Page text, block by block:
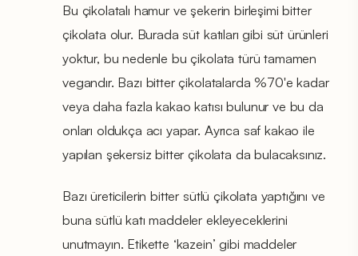
Bu çikolatalı hamur ve şekerin birleşimi bitter
çikolata olur. Burada süt katıları gibi süt ürünleri
yoktur, bu nedenle bu çikolata türü tamamen
vegandır. Bazı bitter çikolatalarda %70'e kadar
veya daha fazla kakao katısı bulunur ve bu da
onları oldukça acı yapar. Ayrıca saf kakao ile
yapılan şekersiz bitter çikolata da bulacaksınız.
Bazı üreticilerin bitter sütlü çikolata yaptığını ve
buna sütlü katı maddeler ekleyeceklerini
unutmayın. Etikette ‘kazein’ gibi maddeler